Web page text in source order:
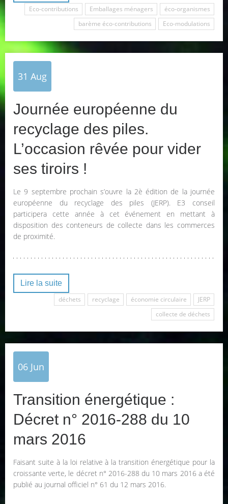
Eco-contributions
Emballages ménagers
éco-organismes
barème éco-contributions
Eco-modulations
31 Aug
Journée européenne du
recyclage des piles.
L’occasion rêvée pour vider
ses tiroirs !
Le 9 septembre prochain s’ouvre la 2è édition de la journée
européenne du recyclage des piles (JERP). E3 conseil
participera cette année à cet événement en mettant à
disposition des conteneurs de collecte dans les commerces
de proximité.
Lire la suite
déchets
recyclage économie circulaire
JERP
collecte de déchets
06 Jun
Transition énergétique :
Décret n° 2016-288 du 10
mars 2016
Faisant suite à la loi relative à la transition énergétique pour la
croissante verte, le décret n° 2016-288 du 10 mars 2016 a été
publié au journal officiel n° 61 du 12 mars 2016.